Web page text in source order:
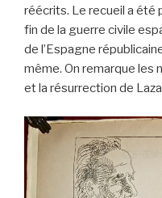
réécrits. Le recueil a été
fin de la guerre civile
de l’Espagne
même. On remarque les
et la résurrection de